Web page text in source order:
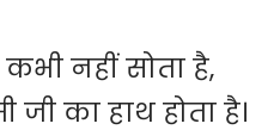
नहीं सोता है,
का हाथ होता है।